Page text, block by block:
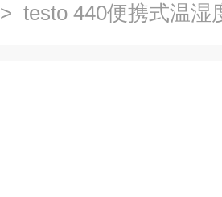
> testo 440便携式温湿